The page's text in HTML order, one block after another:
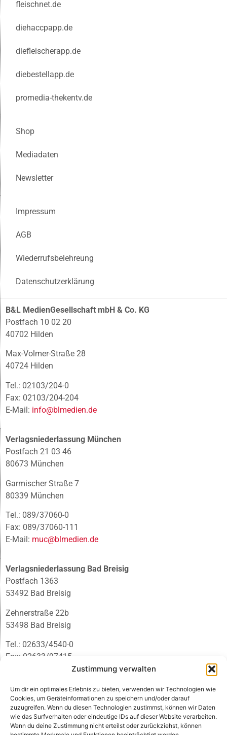
Zustimmung verwalten
Um dir ein optimales Erlebnis zu bieten, verwenden wir Technologien wie
Cookies, um Geräteinformationen zu speichern und/oder darauf
zuzugreifen. Wenn du diesen Technologien zustimmst, können wir Daten
wie das Surfverhalten oder eindeutige IDs auf dieser Website verarbeiten.
Wenn du deine Zustimmung nicht erteilst oder zurückziehst, können
fleischnet.de
diehaccpapp.de
diefleischerapp.de
diebestellapp.de
promedia-thekentv.de
Shop
Mediadaten
Newsletter
Impressum
AGB
Wiederrufsbelehreung
Datenschutzerklärung
B&L MedienGesellschaft mbH & Co. KG
Postfach 10 02 20
40702 Hilden
Max-Volmer-Straße 28
40724 Hilden
Tel.: 02103/204-0
Fax: 02103/204-204
E-Mail: info@blmedien.de
Verlagsniederlassung München
Postfach 21 03 46
80673 München
Garmischer Straße 7
80339 München
Tel.: 089/37060-0
Fax: 089/37060-111
E-Mail: muc@blmedien.de
Verlagsniederlassung Bad Breisig
Postfach 1363
53492 Bad Breisig
Zehnerstraße 22b
53498 Bad Breisig
Tel.: 02633/4540-0
Fax: 02633/97415
infobb@blmedien.de